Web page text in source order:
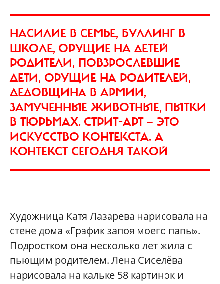
НАСИЛИЕ В СЕМЬЕ, БУЛЛИНГ В
ШКОЛЕ, ОРУЩИЕ НА ДЕТЕЙ
РОДИТЕЛИ, ПОВЗРОСЛЕВШИЕ
ДЕТИ, ОРУЩИЕ НА РОДИТЕЛЕЙ,
ДЕДОВЩИНА В АРМИИ,
ЗАМУЧЕННЫЕ ЖИВОТНЫЕ, ПЫТКИ
В ТЮРЬМАХ. СТРИТ-АРТ — ЭТО
ИСКУССТВО КОНТЕКСТА. А
КОНТЕКСТ СЕГОДНЯ ТАКОЙ
Художница Катя Лазарева нарисовала на
стене дома «График запоя моего папы».
Подростком она несколько лет жила с
пьющим родителем. Лена Сиселёва
нарисовала на кальке 58 картинок и